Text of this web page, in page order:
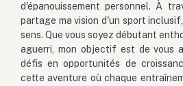
d'épanouissement personnel. À
partage ma vision d'un sport
sens. Que vous soyez débutant
aguerri, mon objectif est de vous
défis en opportunités de
cette aventure où chaque